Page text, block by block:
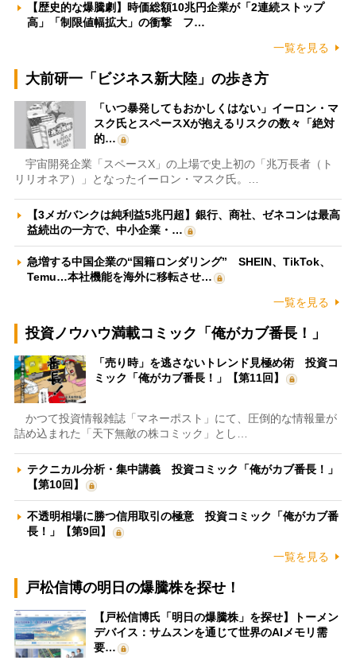
【歴史的な爆騰劇】時価総額10兆円企業が「2連続ストップ
高」「制限値幅拡大」の衝撃 フ…
一覧を見る
大前研一「ビジネス新大陸」の歩き方
「いつ暴発してもおかしくはない」イーロン・マ
スク氏とスペースXが抱えるリスクの数々「絶対
的…
宇宙開発企業「スペースX」の上場で史上初の「兆万長者（ト
リリオネア）」となったイーロン・マスク氏。…
【3メガバンクは純利益5兆円超】銀行、商社、ゼネコンは最高
益続出の一方で、中小企業・…
急増する中国企業の“国籍ロンダリング” SHEIN、TikTok、
Temu…本社機能を海外に移転させ…
一覧を見る
投資ノウハウ満載コミック「俺がカブ番長！」
「売り時」を逃さないトレンド見極め術 投資コ
ミック「俺がカブ番長！」【第11回】
かつて投資情報雑誌「マネーポスト」にて、圧倒的な情報量が
詰め込まれた「天下無敵の株コミック」とし…
テクニカル分析・集中講義 投資コミック「俺がカブ番長！」
【第10回】
不透明相場に勝つ信用取引の極意 投資コミック「俺がカブ番
長！」【第9回】
一覧を見る
戸松信博の明日の爆騰株を探せ！
【戸松信博氏「明日の爆騰株」を探せ】トーメン
デバイス：サムスンを通じて世界のAIメモリ需
要…